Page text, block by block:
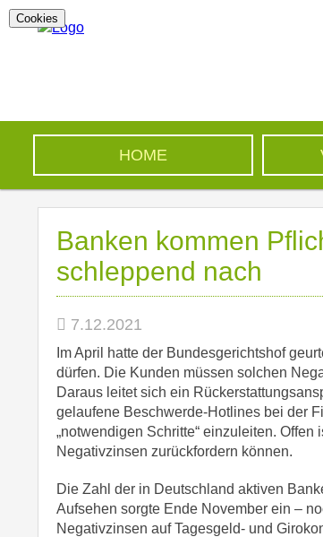
HOME
Banken kommen
schleppend nach
7.12.2021
Im April hatte der Bundesgerichtshof
dürfen. Die Kunden müssen solchen
Daraus leitet sich ein
gelaufene Beschwerde-Hotlines bei der
„notwendigen Schritte“ einzuleiten.
Negativzinsen zurückfordern können.
Die Zahl der in Deutschland aktiven
Aufsehen sorgte Ende November ein –
Negativzinsen auf Tagesgeld- und
Cookies